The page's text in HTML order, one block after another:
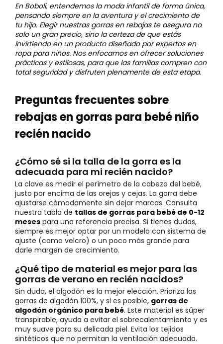
En Boboli, entendemos la moda infantil de forma única,
pensando siempre en la aventura y el crecimiento de
tu hijo. Elegir nuestras gorras en rebajas te asegura no
solo un gran precio, sino la certeza de que estás
invirtiendo en un producto diseñado por expertos en
ropa para niños. Nos enfocamos en ofrecer soluciones
prácticas y estilosas, para que las familias compren con
total seguridad y disfruten plenamente de esta etapa.
Preguntas frecuentes sobre
rebajas en gorras para bebé niño
recién nacido
¿Cómo sé si la talla de la gorra es la
adecuada para mi recién nacido?
La clave es medir el perímetro de la cabeza del bebé,
justo por encima de las orejas y cejas. La gorra debe
ajustarse cómodamente sin dejar marcas. Consulta
nuestra tabla de tallas de gorras para bebé de 0-12
meses para una referencia precisa. Si tienes dudas,
siempre es mejor optar por un modelo con sistema de
ajuste (como velcro) o un poco más grande para
darle margen de crecimiento.
¿Qué tipo de material es mejor para las
gorras de verano en recién nacidos?
Sin duda, el algodón es la mejor elección. Prioriza las
gorras de algodón 100%, y si es posible, gorras de
algodón orgánico para bebé. Este material es súper
transpirable, ayuda a evitar el sobrecalentamiento y es
muy suave para su delicada piel. Evita los tejidos
sintéticos que no permitan la ventilación adecuada.